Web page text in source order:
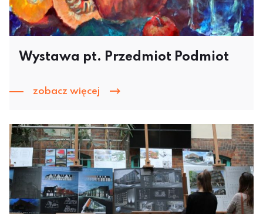
Wystawa pt. Przedmiot Podmiot
zobacz więcej